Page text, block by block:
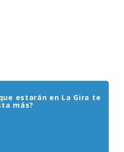
estarán en La Gira te
más?